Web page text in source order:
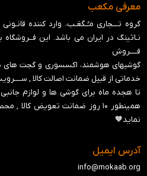
معرفی مکعب
گروه تـــجاری مـُـکَعَـب، وارد کننده
فــــروش
گوشیهای هوشمند، اکسسوری و گجت های
خدماتی از قبیل ضمانت اصالت کالا ,
همینطور ۱۰ روز ضمانت تعویض کالا
نماید🧡
آدرس ایمیل
info@mokaab.org